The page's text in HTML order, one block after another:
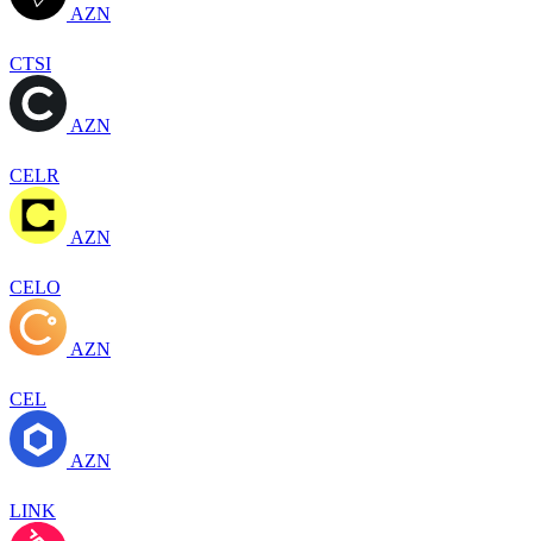
AZN
CTSI
AZN
CELR
AZN
CELO
AZN
CEL
AZN
LINK